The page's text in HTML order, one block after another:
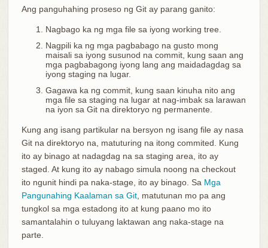
Ang panguhahing proseso ng Git ay parang ganito:
Nagbago ka ng mga file sa iyong working tree.
Nagpili ka ng mga pagbabago na gusto mong
maisali sa iyong susunod na commit, kung saan ang
mga pagbabagong iyong lang ang maidadagdag sa
iyong staging na lugar.
Gagawa ka ng commit, kung saan kinuha nito ang
mga file sa staging na lugar at nag-imbak sa larawan
na iyon sa Git na direktoryo ng permanente.
Kung ang isang partikular na bersyon ng isang file ay nasa
Git na direktoryo na, matuturing na itong commited. Kung
ito ay binago at nadagdag na sa staging area, ito ay
staged. At kung ito ay nabago simula noong na checkout
ito ngunit hindi pa naka-stage, ito ay binago. Sa Mga
Pangunahing Kaalaman sa Git, matutunan mo pa ang
tungkol sa mga estadong ito at kung paano mo ito
samantalahin o tuluyang laktawan ang naka-stage na
parte.